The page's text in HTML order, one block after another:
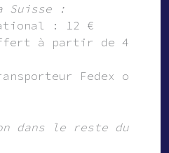
Suisse :
: 12 €
à partir de 400
Fedex ou
dans le reste du